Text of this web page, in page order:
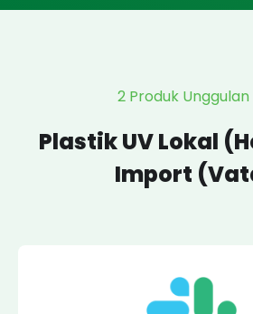
2 Produk Unggulan
Plastik UV Lokal
Import